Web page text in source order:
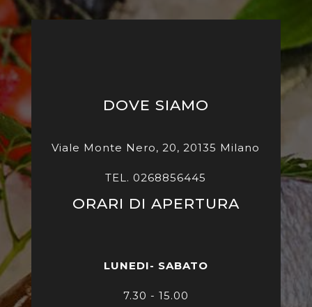
DOVE SIAMO
Viale Monte Nero, 20, 20135 Milano
TEL. 0268856445
ORARI DI APERTURA
LUNEDI- SABATO
7.30 - 15.00